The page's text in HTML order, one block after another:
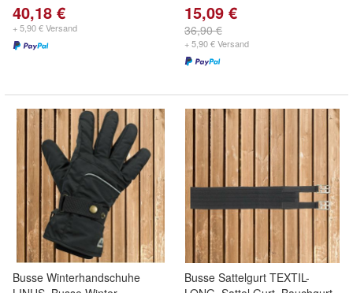
40,18 €
+ 5,90 € Versand
15,09 €
36,90 €
+ 5,90 € Versand
Busse Winterhandschuhe
Busse Sattelgurt TEXTIL-